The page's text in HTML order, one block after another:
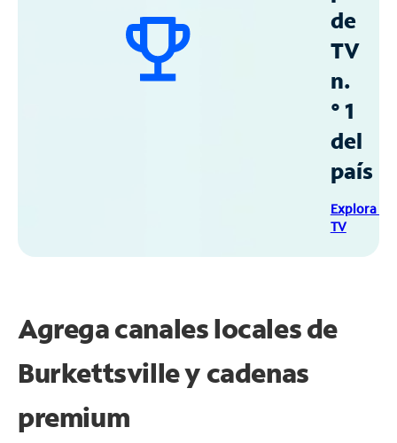
de
TV
n.
° 1
del
país
Explora
TV
Agrega canales locales de
Burkettsville y cadenas
premium